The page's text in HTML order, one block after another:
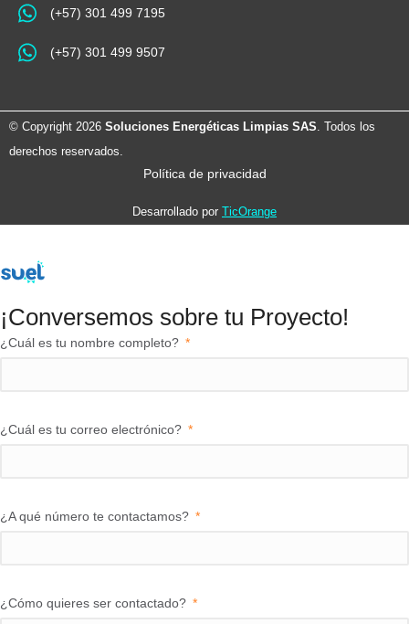
(+57) 301 499 7195
(+57) 301 499 9507
© Copyright 2026 Soluciones Energéticas Limpias SAS . Todos los
derechos reservados.
Política de privacidad
Desarrollado por TicOrange
¡Conversemos sobre tu Proyecto!​
¿Cuál es tu nombre completo?
¿Cuál es tu correo electrónico?
¿A qué número te contactamos?
¿Cómo quieres ser contactado?